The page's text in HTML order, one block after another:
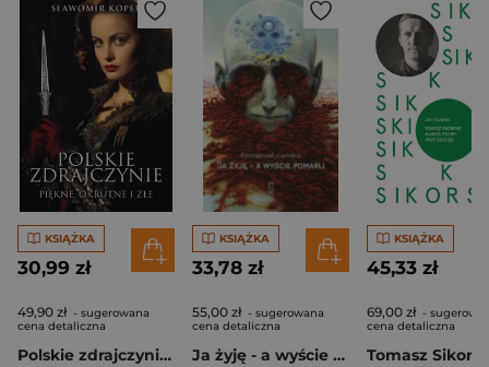
KSIĄŻKA
30,99 zł
49,90 zł - sugerowana
cena detaliczna
Polskie zdrajczynie. Piękne, okrutne i złe
KSIĄŻKA
33,78 zł
55,00 zł - sugerowana
cena detaliczna
Ja żyję - a wyście pomarli
KSIĄŻKA
45,33 zł
69,00 zł -
cena detaliczna